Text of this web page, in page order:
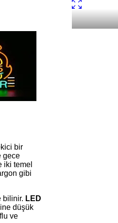
bir
gece
iki temel
gibi
bilinir. LED
düşük
ve